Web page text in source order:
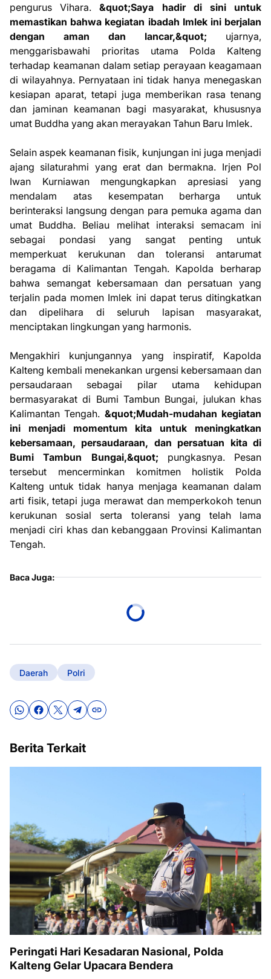
pengurus Vihara.&quot;Saya hadir di sini untuk
memastikan bahwa kegiatan ibadah Imlek ini berjalan
dengan aman dan lancar,&quot; ujarnya,
menggarisbawahi prioritas utama Polda Kalteng
terhadap keamanan dalam setiap perayaan keagamaan
di wilayahnya. Pernyataan ini tidak hanya menegaskan
kesiapan aparat, tetapi juga memberikan rasa tenang
dan jaminan keamanan bagi masyarakat, khususnya
umat Buddha yang akan merayakan Tahun Baru Imlek.
Selain aspek keamanan fisik, kunjungan ini juga menjadi
ajang silaturahmi yang erat dan bermakna. Irjen Pol
Iwan Kurniawan mengungkapkan apresiasi yang
mendalam atas kesempatan berharga untuk
berinteraksi langsung dengan para pemuka agama dan
umat Buddha. Beliau melihat interaksi semacam ini
sebagai pondasi yang sangat penting untuk
memperkuat kerukunan dan toleransi antarumat
beragama di Kalimantan Tengah. Kapolda berharap
bahwa semangat kebersamaan dan persatuan yang
terjalin pada momen Imlek ini dapat terus ditingkatkan
dan dipelihara di seluruh lapisan masyarakat,
menciptakan lingkungan yang harmonis.
Mengakhiri kunjungannya yang inspiratif, Kapolda
Kalteng kembali menekankan urgensi kebersamaan dan
persaudaraan sebagai pilar utama kehidupan
bermasyarakat di Bumi Tambun Bungai, julukan khas
Kalimantan Tengah. &quot;Mudah-mudahan kegiatan
ini menjadi momentum kita untuk meningkatkan
kebersamaan, persaudaraan, dan persatuan kita di
Bumi Tambun Bungai,&quot; pungkasnya. Pesan
tersebut mencerminkan komitmen holistik Polda
Kalteng untuk tidak hanya menjaga keamanan dalam
arti fisik, tetapi juga merawat dan memperkokoh tenun
kerukunan sosial serta toleransi yang telah lama
menjadi ciri khas dan kebanggaan Provinsi Kalimantan
Tengah.
Baca Juga:
Daerah Polri
Berita Terkait
Peringati Hari Kesadaran Nasional, Polda
Kalteng Gelar Upacara Bendera